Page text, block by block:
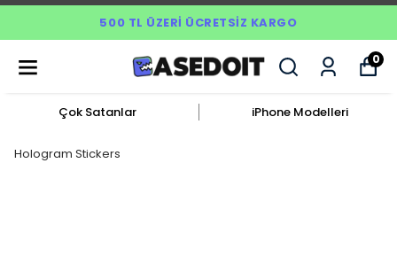
500 TL ÜZERI ÜCRETSIZ KARGO
0
Çok Satanlar iPhone Modelleri
Hologram Stickers